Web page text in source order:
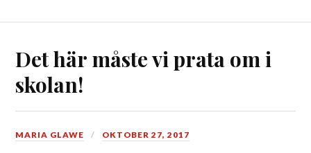
Det här måste vi prata om i
skolan!
MARIA GLAWE OKTOBER 27, 2017